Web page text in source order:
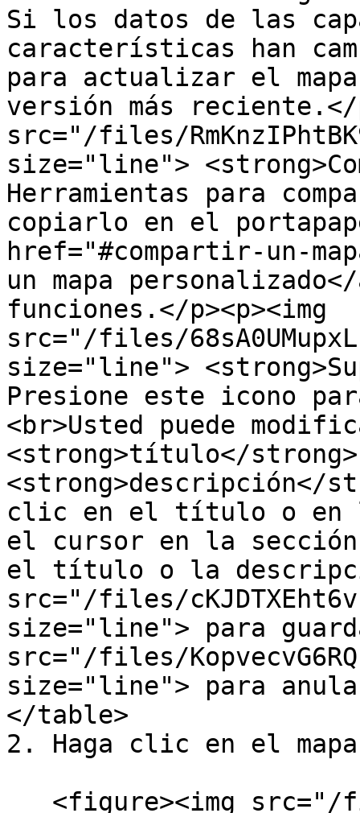
Si los datos de las
características han
para actualizar el
versión más reciente.</
src="/files/
size="line">
Herramientas para
copiarlo en el
href="#compartir-un-
un mapa
funciones.</p><p><img
src="/files/
size="line">
Presione este icono
<br>Usted puede
<strong>título</
<strong>descripción</
clic en el título o en
el cursor en la
el título o la
src="/files/
size="line"> para
src="/files/
size="line"> para
</table>
2. Haga clic en el